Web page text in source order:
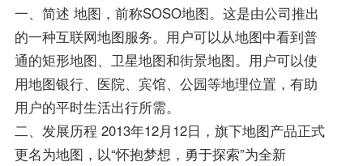
一、简述 地图，前称SOSO地图。这是由公司推出
的一种互联网地图服务。用户可以从地图中看到普
通的矩形地图、卫星地图和街景地图。用户可以使
用地图银行、医院、宾馆、公园等地理位置，有助
用户的平时生活出行所需。
二、发展历程 2013年12月12日，旗下地图产品正式
更名为地图，以“怀抱梦想，勇于探索”为全新